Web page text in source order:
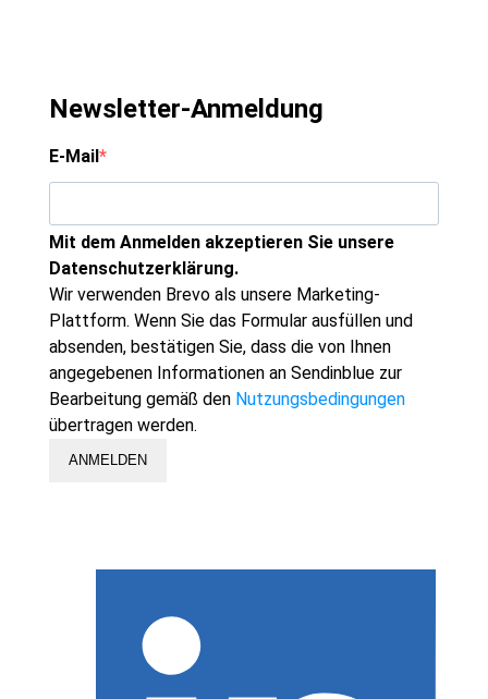
Newsletter-Anmeldung
E-Mail
Mit dem Anmelden akzeptieren Sie unsere
Datenschutzerklärung.
Wir verwenden Brevo als unsere Marketing-
Plattform. Wenn Sie das Formular ausfüllen und
absenden, bestätigen Sie, dass die von Ihnen
angegebenen Informationen an Sendinblue zur
Bearbeitung gemäß den Nutzungsbedingungen
übertragen werden.
ANMELDEN